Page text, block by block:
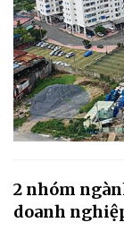
2 nhóm
doanh